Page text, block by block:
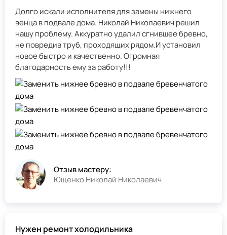
Долго искали исполнителя для замены нижнего
венца в подвале дома. Николай Николаевич решил
нашу проблему. Аккуратно удалил сгнившее бревно,
не повредив труб, проходящих рядом.И установил
новое быстро и качественно. Огромная
благодарность ему за работу!!!
Отзыв мастеру:
Ющенко Николай Николаевич
Нужен ремонт холодильника